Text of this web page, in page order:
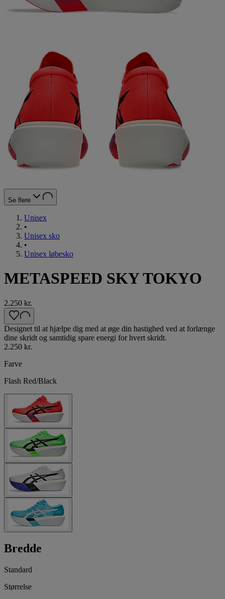
Se flere
Unisex
•
Unisex sko
•
Unisex løbesko
METASPEED SKY TOKYO
2.250 kr.
Designet til at hjælpe dig med at øge din hastighed ved at forlænge
dine skridt og samtidig spare energi for hvert skridt. ​
2.250 kr.
Farve
Flash Red/Black
Bredde
Standard
Størrelse